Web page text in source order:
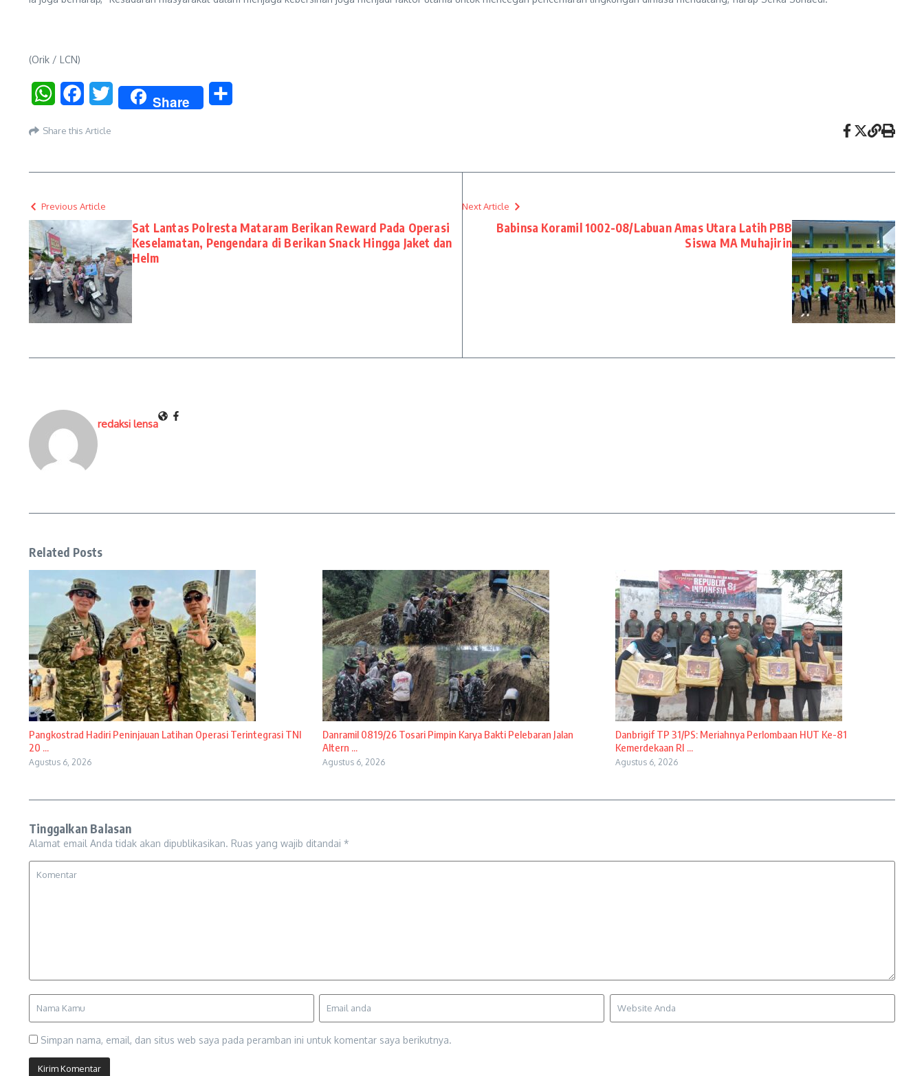
(Orik / LCN)
WhatsAppFacebookTwitter Share
Share this Article
Previous Article
Sat Lantas Polresta Mataram Berikan Reward Pada Operasi
Keselamatan, Pengendara di Berikan Snack Hingga Jaket dan
Helm
Next Article
Babinsa Koramil 1002-08/Labuan Amas Utara Latih PBB
Siswa MA Muhajirin
redaksi lensa
Related Posts
Pangkostrad Hadiri Peninjauan Latihan Operasi Terintegrasi TNI
20 ...
Agustus 6, 2026
Danramil 0819/26 Tosari Pimpin Karya Bakti Pelebaran Jalan
Altern ...
Agustus 6, 2026
Danbrigif TP 31/PS: Meriahnya Perlombaan HUT Ke-81
Kemerdekaan RI ...
Agustus 6, 2026
Tinggalkan Balasan
Alamat email Anda tidak akan dipublikasikan. Ruas yang wajib ditandai *
Simpan nama, email, dan situs web saya pada peramban ini untuk komentar saya berikutnya.